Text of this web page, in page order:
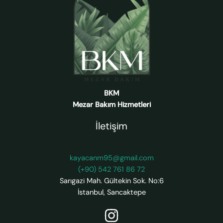
BKM
Mezar Bakım Hizmetleri
İletişim
kayacanm95@gmail.com
(+90) 542 761 86 72
Sarıgazi Mah. Gültekin Sok. No:6
İstanbul, Sancaktepe